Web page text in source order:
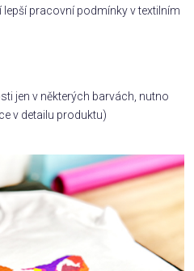
pracovní podmínky v textilním
jen v některých barvách, nutno
v detailu produktu)